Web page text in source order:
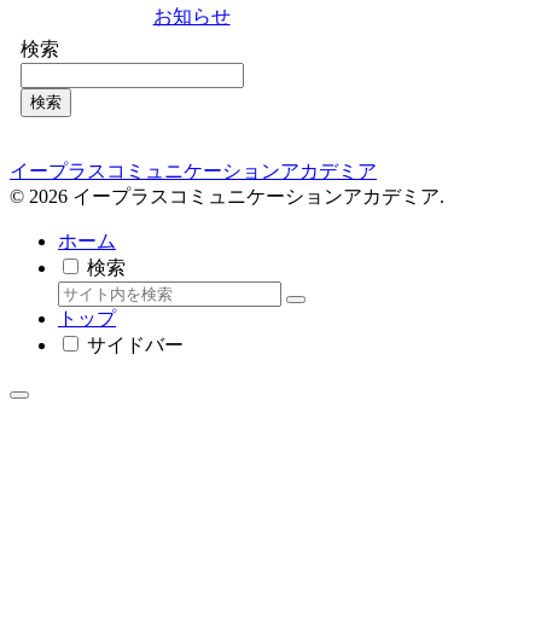
お知らせ
検索
検索
イープラスコミュニケーションアカデミア
© 2026 イープラスコミュニケーションアカデミア.
ホーム
検索
トップ
サイドバー